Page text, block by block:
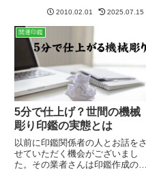
受け取り印の捺印に「名前のみの
はんこ」って変ですよね？仕事で
も書類の欄に【京子】なんて捺
印...
2010.02.01 2025.07.15
開運印鑑
5分で仕上げ？世間の機械
彫り印鑑の実態とは
以前に印鑑関係者の人とお話をさ
せていただく機会がございまし
た。その業者さんは印鑑作成の彫